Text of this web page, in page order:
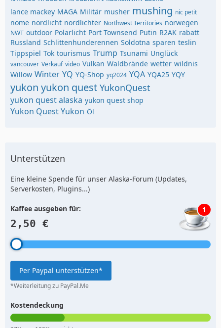
lance mackey MAGA Militär musher mushing nic petit
nome nordlicht nordlichter Northwest Territories norwegen
NWT outdoor Polarlicht Port Townsend Putin R2AK rabatt
Russland Schlittenhunderennen Soldotna sparen teslin
Tippspiel Tok tourismus Trump Tsunami Unglück
vancouver Verkauf video Vulkan Waldbrände wetter wildnis
Willow Winter YQ YQ-Shop yq2024 YQA YQA25 YQY
yukon yukon quest YukonQuest
yukon quest alaska yukon quest shop
Yukon Quest Yukon Öl
Unterstützen
Eine kleine Spende für unser Alaska-Forum (Updates,
Serverkosten, Plugins...)
Kaffee ausgeben für:
2,50 €
1
Per Paypal unterstützen*
*Weiterleitung zu PayPal.Me
Kostendeckung